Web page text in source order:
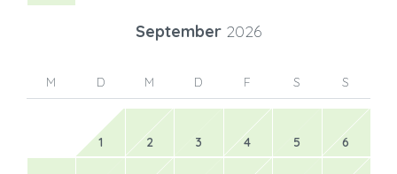
September 2026
M D M D F S S
1 2 3 4 5 6